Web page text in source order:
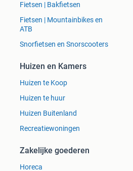
Fietsen | Bakfietsen
Fietsen | Mountainbikes en
ATB
Snorfietsen en Snorscooters
Huizen en Kamers
Huizen te Koop
Huizen te huur
Huizen Buitenland
Recreatiewoningen
Zakelijke goederen
Horeca